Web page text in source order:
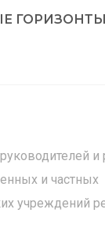
и
и частных
учреждений